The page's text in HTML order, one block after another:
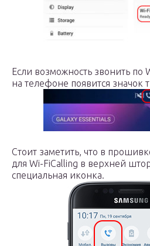
Если возможность звонить по
на телефоне появится значок
Стоит заметить, что в
для Wi-FiCalling в верхней
специальная иконка.